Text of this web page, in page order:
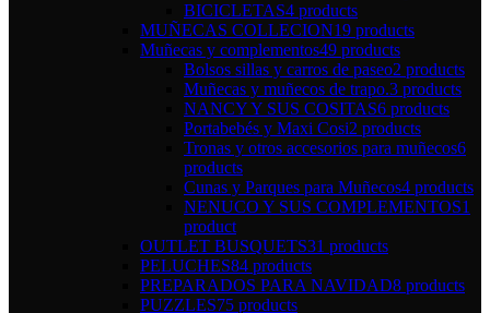
BICICLETAS4 products
MUÑECAS COLLECION19 products
Muñecas y complementos49 products
Bolsos sillas y carros de paseo2 products
Muñecas y muñecos de trapo.3 products
NANCY Y SUS COSITAS6 products
Portabebés y Maxi Cosi2 products
Tronas y otros accesorios para muñecos6
products
Cunas y Parques para Muñecos4 products
NENUCO Y SUS COMPLEMENTOS1
product
OUTLET BUSQUETS31 products
PELUCHES84 products
PREPARADOS PARA NAVIDAD8 products
PUZZLES75 products